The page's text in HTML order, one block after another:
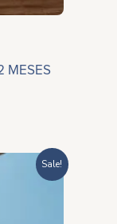
MESES
Sale!